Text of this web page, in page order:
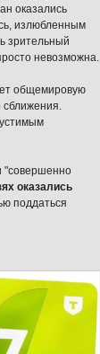
оказались
излюбленным
зрительный
невозможна.
общемировую
сближения.
"совершенно
оказались
поддаться